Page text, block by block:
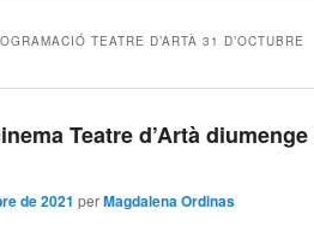
TEATRE D’ARTÀ 31 D’OCTUBRE
Teatre d’Artà diumenge
de 2021 perMagdalena Ordinas